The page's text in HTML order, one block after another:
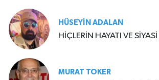
HÜSEYIN ADALAN
HİÇLERİN HAYATI VE
MURAT TOKER